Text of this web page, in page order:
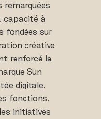
remarquées
capacité à
fondées sur
créative
renforcé la
Sun
digitale.
fonctions,
initiatives